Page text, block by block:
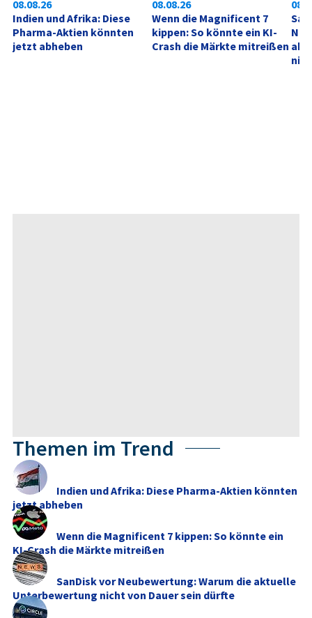
08.08.26
Indien und Afrika: Diese
Pharma-Aktien könnten
jetzt abheben
08.08.26
Wenn die Magnificent 7
kippen: So könnte ein KI-
Crash die Märkte mitreißen
Themen im Trend
Indien und Afrika: Diese Pharma-Aktien könnten
jetzt abheben
Wenn die Magnificent 7 kippen: So könnte ein
KI-Crash die Märkte mitreißen
SanDisk vor Neubewertung: Warum die aktuelle
Unterbewertung nicht von Dauer sein dürfte